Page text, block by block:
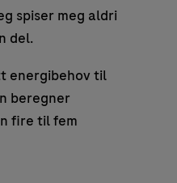
spiser meg aldri
del.
energibehov til
beregner
fire til fem